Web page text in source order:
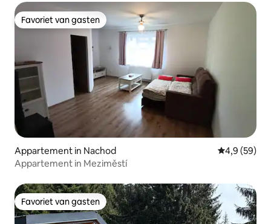
Favoriet van gasten
Favoriet van gasten
Appartement in Nachod Gemiddelde
4,9 (59)
Appartement in Meziměstí
Favoriet van gasten
Favoriet van gasten